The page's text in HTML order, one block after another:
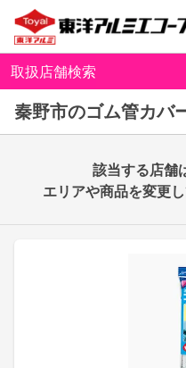
取扱店舗検索
秦野市のゴム管カバ
該当する店舗
エリアや商品を変更